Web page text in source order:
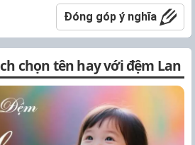
Đóng góp ý nghĩa
chọn tên hay với đệm Lan